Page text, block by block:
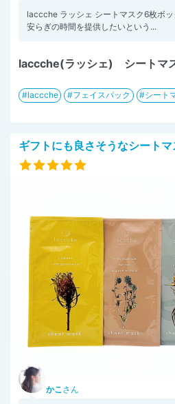
laccche ラッシェ シートマスク6枚ボ
安らぎの時間を提供したいという...
laccche(ラッシェ) シートマ
laccche フェイスパック
シート
ギフトにも良さそうなシートマ
かこさん